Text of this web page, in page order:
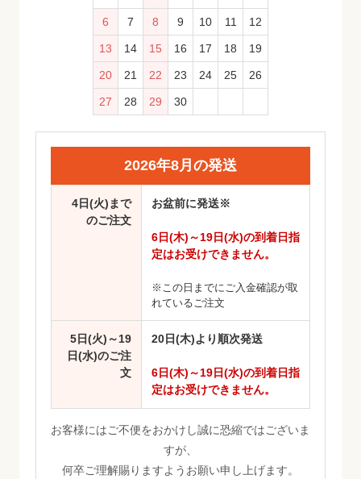
6 7 8 9 10 11 12
13 14 15 16 17 18 19
20 21 22 23 24 25 26
27 28 29 30
2026年8月の発送
4日(火)まで
のご注文
お盆前に発送※
6日(木)～19日(水)の到着日指
定はお受けできません。
※この日までにご入金確認が取
れているご注文
5日(火)～19
日(水)のご注
文
20日(木)より順次発送
6日(木)～19日(水)の到着日指
定はお受けできません。
お客様にはご不便をおかけし誠に恐縮ではございま
すが、
何卒ご理解賜りますようお願い申し上げます。